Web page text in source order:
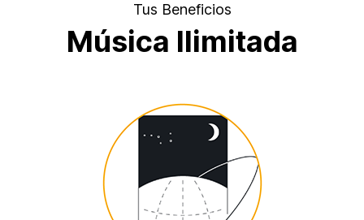
Tus Beneficios
Música Ilimitada